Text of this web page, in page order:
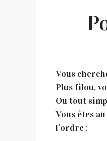
Vous
Plus filou,
Ou tout
Vous êtes
l’ordre :